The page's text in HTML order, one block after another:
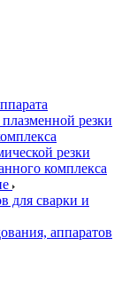
резки
резки
комплекса
для сварки и
аппаратов